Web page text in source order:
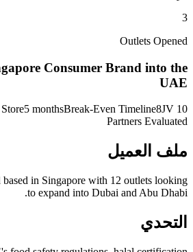
3
Outlets Opened
Consumer Brand into the
UAE
10 months
5 monthsBreak-Even Timeline8JV
Partners Evaluated
ملف العميل
in Singapore with 12 outlets looking
to expand into Dubai and Abu Dhabi.
التحدي